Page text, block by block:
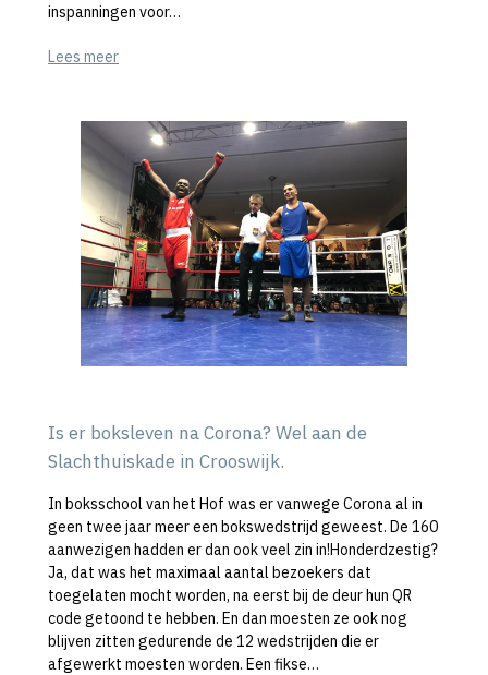
inspanningen voor…
Lees meer
Is er boksleven na Corona? Wel aan de
Slachthuiskade in Crooswijk.
In boksschool van het Hof was er vanwege Corona al in
geen twee jaar meer een bokswedstrijd geweest. De 160
aanwezigen hadden er dan ook veel zin in!Honderdzestig?
Ja, dat was het maximaal aantal bezoekers dat
toegelaten mocht worden, na eerst bij de deur hun QR
code getoond te hebben. En dan moesten ze ook nog
blijven zitten gedurende de 12 wedstrijden die er
afgewerkt moesten worden. Een fikse…